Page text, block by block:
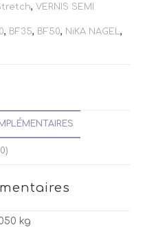
,VERNIS SEMI
, BF35, BF50, NiKA NAGEL,
kg